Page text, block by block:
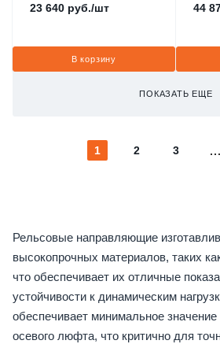
23 640 руб./шт
В корзину
44
ПОКАЗАТЬ ЕЩЕ
1 2 3
Рельсовые направляющие
высокопрочных материалов, таких
что обеспечивает их отличные
устойчивости к динамическим
обеспечивает минимальное значение
осевого люфта, что критично для